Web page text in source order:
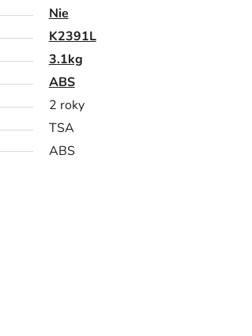
Nie
K2391L
3.1kg
ABS
2 roky
TSA
ABS